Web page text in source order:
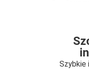
Szybkie